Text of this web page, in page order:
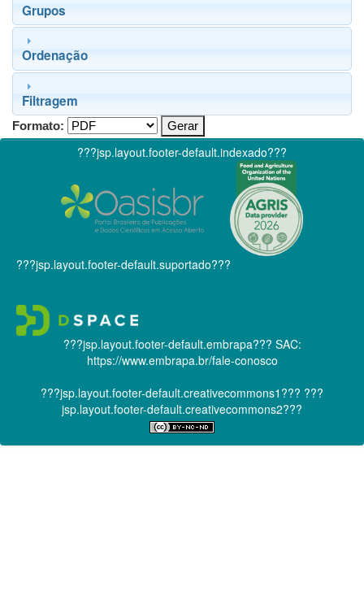
Grupos
Ordenação
Filtragem
Formato:
???jsp.layout.footer-default.indexado???
???jsp.layout.footer-default.suportado???
???jsp.layout.footer-default.embrapa??? SAC:
https://www.embrapa.br/fale-conosco
???jsp.layout.footer-default.creativecommons1??? ???
jsp.layout.footer-default.creativecommons2???